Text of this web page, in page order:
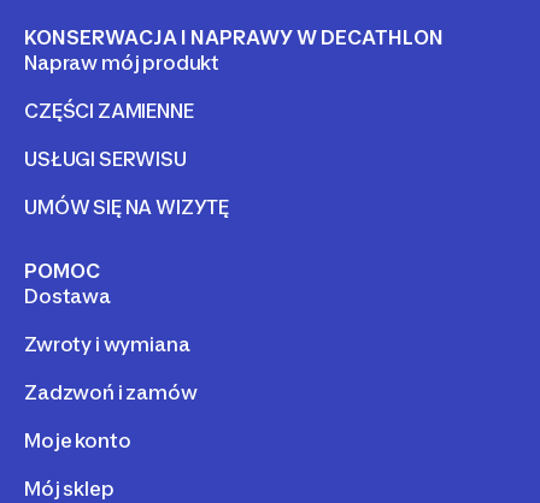
KONSERWACJA I NAPRAWY W DECATHLON
Napraw mój produkt
CZĘŚCI ZAMIENNE
USŁUGI SERWISU
UMÓW SIĘ NA WIZYTĘ
POMOC
Dostawa
Zwroty i wymiana
Zadzwoń i zamów
Moje konto
Mój sklep